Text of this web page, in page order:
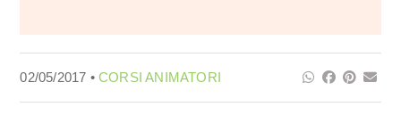
02/05/2017 •CORSI ANIMATORI